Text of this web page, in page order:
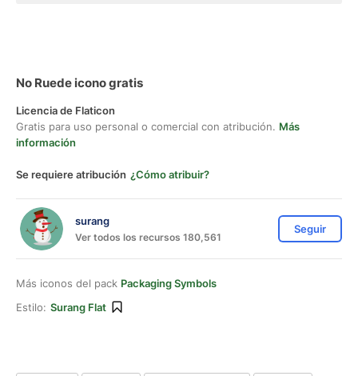
No Ruede icono gratis
Licencia de Flaticon
Gratis para uso personal o comercial con atribución. Más
información
Se requiere atribución ¿Cómo atribuir?
surang
Ver todos los recursos 180,561
Seguir
Más iconos del pack Packaging Symbols
Estilo: Surang Flat